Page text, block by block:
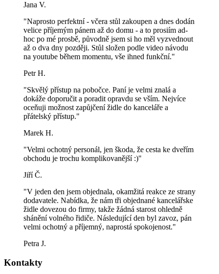
Jana V.
"Naprosto perfektní - včera stůl zakoupen a dnes dodán
velice příjemým pánem až do domu - a to prosiím ad-
hoc po mé prosbě, původně jsem si ho měl vyzvednout
až o dva dny později. Stůl složen podle video návodu
na youtube během momentu, vše ihned funkční."
Petr H.
"Skvělý přístup na pobočce. Paní je velmi znalá a
dokáže doporučit a poradit opravdu se vším. Nejvíce
oceňuji možnost zapůjčení židle do kanceláře a
přátelský přístup."
Marek H.
"Velmi ochotný personál, jen škoda, že cesta ke dveřím
obchodu je trochu komplikovanější :)"
Jiří Č.
"V jeden den jsem objednala, okamžitá reakce ze strany
dodavatele. Nabídka, že nám tři objednané kancelářske
židle dovezou do firmy, takže žádná starost ohledně
shánění volného řidiče. Následující den byl zavoz, pán
velmi ochotný a příjemný, naprostá spokojenost."
Petra J.
Kontakty